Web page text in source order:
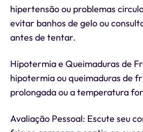
hipertensão ou problemas
evitar banhos de gelo ou
antes de tentar.
Hipotermia e Queimaduras de
hipotermia ou queimaduras de
prolongada ou a temperatura
Avaliação Pessoal: Escute seu